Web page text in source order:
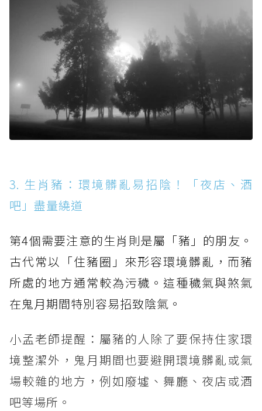
3. 生肖豬：環境髒亂易招陰！「夜店、酒
吧」盡量繞道
第4個需要注意的生肖則是屬「豬」的朋友。
古代常以「住豬圈」來形容環境髒亂，而豬
所處的地方通常較為污穢。這種穢氣與煞氣
在鬼月期間特別容易招致陰氣。
小孟老師提醒：屬豬的人除了要保持住家環
境整潔外，鬼月期間也要避開環境髒亂或氣
場較雜的地方，例如廢墟、舞廳、夜店或酒
吧等場所。